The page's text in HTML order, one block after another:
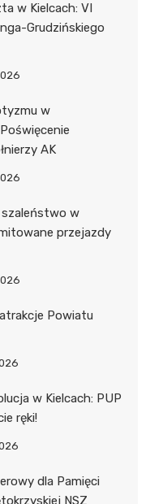
w Kielcach: VI
Grudzińskiego
w
AK
szaleństwo w
przejazdy
Powiatu
w Kielcach: PUP
ręki!
dla Pamięci
NSZ